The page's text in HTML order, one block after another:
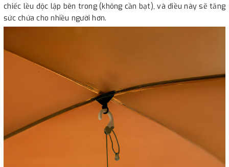
chiếc lều độc lập bên trong (không cần bạt), và điều này sẽ tăng
sức chứa cho nhiều người hơn.